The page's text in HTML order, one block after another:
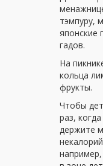
тэмпуру,
японские
гадов.
На
кольца
фрукты.
Чтобы
раз,
держите